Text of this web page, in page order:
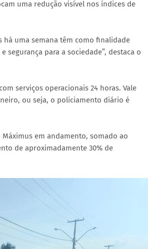
uma redução visível nos índices de
há uma semana têm como finalidade
para a sociedade”, destaca o
serviços operacionais 24 horas. Vale
ou seja, o policiamento diário é
em andamento, somado ao
de aproximadamente 30% de